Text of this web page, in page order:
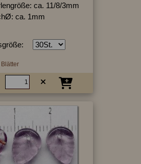
ca. 11/8/3mm
ca. 1mm
Blätter